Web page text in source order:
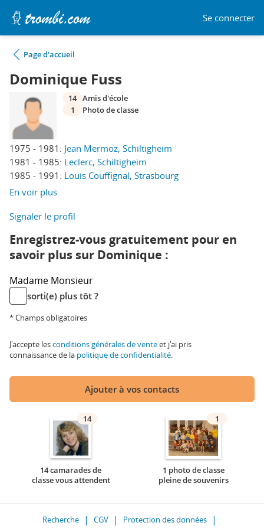
Se connecter
Page d'accueil
Dominique Fuss
1975 - 1981: Jean Mermoz, Schiltigheim
1981 - 1985: Leclerc, Schiltigheim
1985 - 1991: Louis Couffignal, Strasbourg
En voir plus
14 Amis d'école
1
Photo de classe
Signaler le profil
Enregistrez-vous gratuitement pour en
savoir plus sur Dominique :
Madame Monsieur
sorti(e) plus tôt ?
* Champs obligatoires
J'accepte lesconditions générales de venteet j'ai pris
connaissance de la politique de confidentialité.
Ajouter à vos contacts
14
14 camarades de
classe vous attendent
1
1 photo de classe
pleine de souvenirs
Recherche CGV
Protection des données